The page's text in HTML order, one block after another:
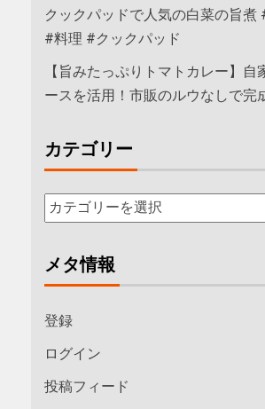
クックパッドで人気の白菜の旨煮
#料理 #クックパッド
【旨みたっぷりトマトカレー】自
ースを活用！市販のルウなしで完
カテゴリー
メタ情報
登録
ログイン
投稿フィード